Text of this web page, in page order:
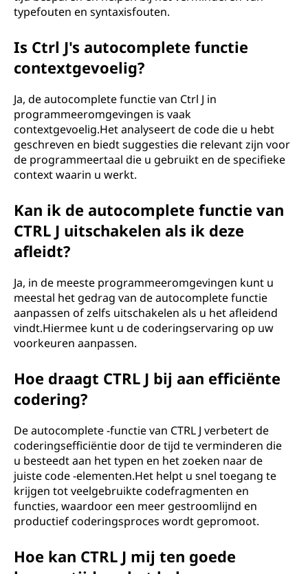
typefouten en syntaxisfouten.
Is Ctrl J's autocomplete functie
contextgevoelig?
Ja, de autocomplete functie van Ctrl J in
programmeeromgevingen is vaak
contextgevoelig.Het analyseert de code die u hebt
geschreven en biedt suggesties die relevant zijn voor
de programmeertaal die u gebruikt en de specifieke
context waarin u werkt.
Kan ik de autocomplete functie van
CTRL J uitschakelen als ik deze
afleidt?
Ja, in de meeste programmeeromgevingen kunt u
meestal het gedrag van de autocomplete functie
aanpassen of zelfs uitschakelen als u het afleidend
vindt.Hiermee kunt u de coderingservaring op uw
voorkeuren aanpassen.
Hoe draagt ​​CTRL J bij aan efficiënte
codering?
De autocomplete -functie van CTRL J verbetert de
coderingsefficiëntie door de tijd te verminderen die
u besteedt aan het typen en het zoeken naar de
juiste code -elementen.Het helpt u snel toegang te
krijgen tot veelgebruikte codefragmenten en
functies, waardoor een meer gestroomlijnd en
productief coderingsproces wordt gepromoot.
Hoe kan CTRL J mij ten goede